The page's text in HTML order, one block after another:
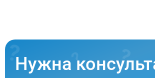
Нужна